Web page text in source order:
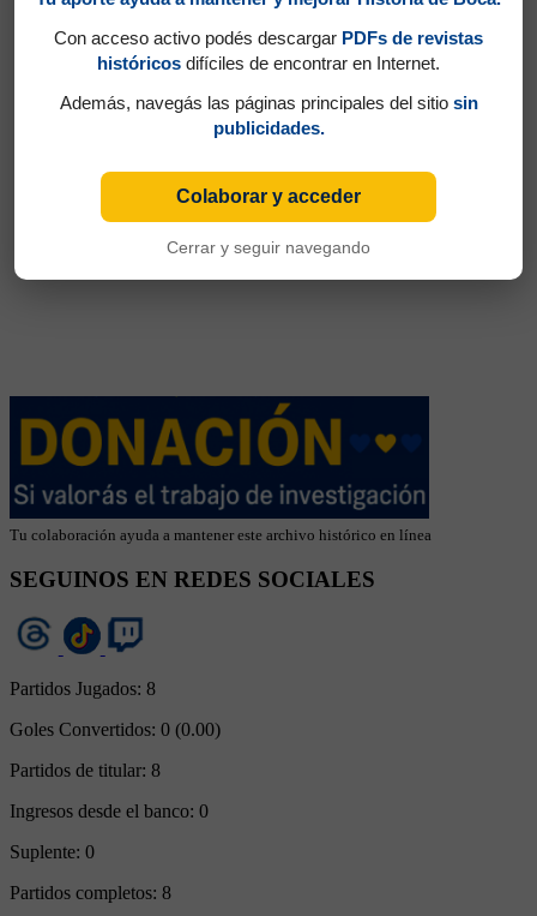
Tu colaboración ayuda a mantener este archivo histórico en línea
SEGUINOS EN REDES SOCIALES
Partidos Jugados: 8
Goles Convertidos: 0 (0.00)
Partidos de titular: 8
Ingresos desde el banco: 0
Suplente: 0
Partidos completos: 8
Con acceso activo podés descargar PDFs de revistas
históricos difíciles de encontrar en Internet.
Además, navegás las páginas principales del sitio sin
publicidades.
Colaborar y acceder
Cerrar y seguir navegando